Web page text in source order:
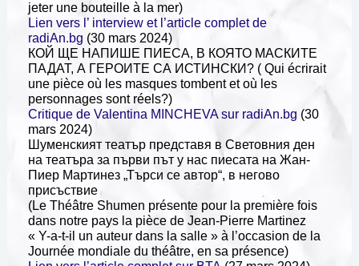
jeter une bouteille à la mer)
Lien vers l’ interview et l’article complet de
radiAn.bg (30 mars 2024)
КОЙ ЩЕ НАПИШЕ ПИЕСА, В КОЯТО МАСКИТЕ
ПАДАТ, А ГЕРОИТЕ СА ИСТИНСКИ? ( Qui écrirait
une pièce où les masques tombent et où les
personnages sont réels?)
Critique de Valentina MINCHEVA sur radiAn.bg (30
mars 2024)
Шуменският театър представя в Световния ден
на театъра за първи път у нас пиесата на Жан-
Пиер Мартинез „Търси се автор“, в негово
присъствие
(Le Théâtre Shumen présente pour la première fois
dans notre pays la pièce de Jean-Pierre Martinez
« Y-a-t-il un auteur dans la salle » à l’occasion de la
Journée mondiale du théâtre, en sa présence)